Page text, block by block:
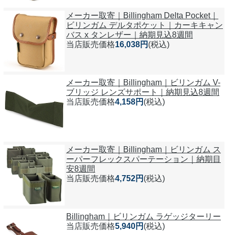
メーカー取寄｜Billingham Delta Pocket｜
ビリンガム デルタポケット｜カーキキャン
バス x タンレザー｜納期見込8週間
当店販売価格16,038円 (税込)
メーカー取寄｜Billingham｜ビリンガム V-
ブリッジ レンズサポート｜納期見込8週間
当店販売価格4,158円 (税込)
メーカー取寄｜Billingham｜ビリンガム ス
ーパーフレックスパーテーション｜納期目
安8週間
当店販売価格4,752円 (税込)
Billingham｜ビリンガム ラゲッジターリー
当店販売価格5,940円 (税込)